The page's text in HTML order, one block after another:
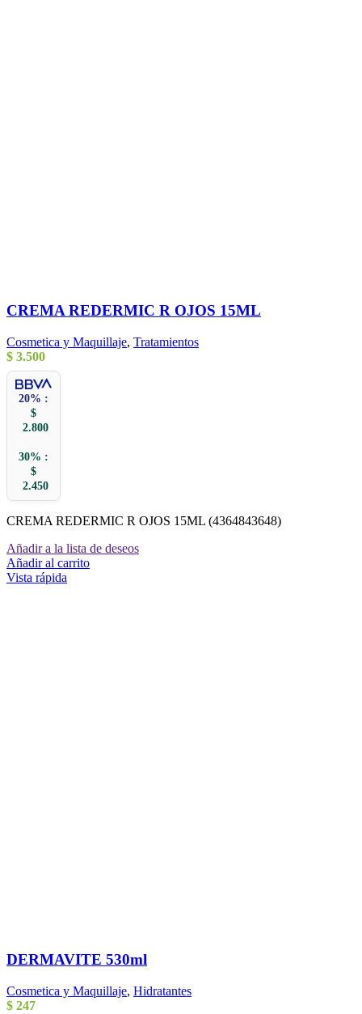
CREMA REDERMIC R OJOS 15ML
Cosmetica y Maquillaje, Tratamientos
$ 3.500
20% :
$
2.800
30% :
$
2.450
CREMA REDERMIC R OJOS 15ML (4364843648)
Añadir a la lista de deseos
Añadir al carrito
Vista rápida
DERMAVITE 530ml
Cosmetica y Maquillaje, Hidratantes
$ 247